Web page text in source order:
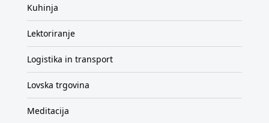
Kuhinja
Lektoriranje
Logistika in transport
Lovska trgovina
Meditacija